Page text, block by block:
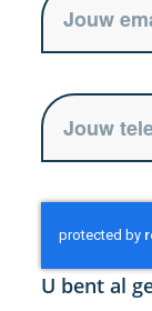
U bent al